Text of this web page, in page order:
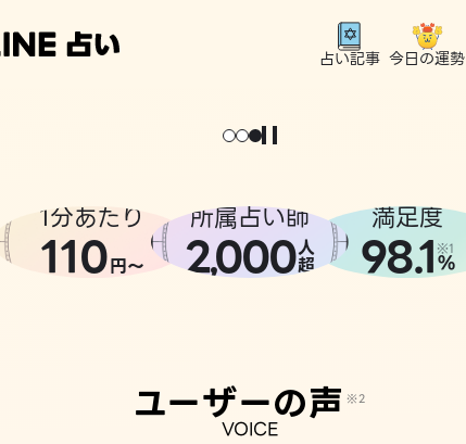
占い記事 今日の運勢
1分あたり
110円〜
所属占い師
2,000人
超
満足度
98.1 ※1
%
ユーザーの声 ※2
VOICE